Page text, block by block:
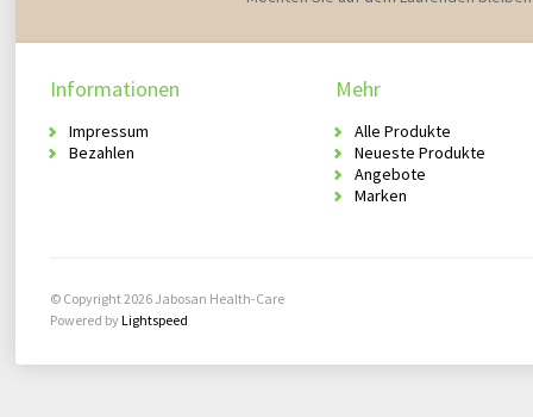
Informationen
Impressum
Bezahlen
Mehr
Alle Produkte
Neueste Produkte
Angebote
Marken
© Copyright 2026 Jabosan Health-Care
Powered byLightspeed